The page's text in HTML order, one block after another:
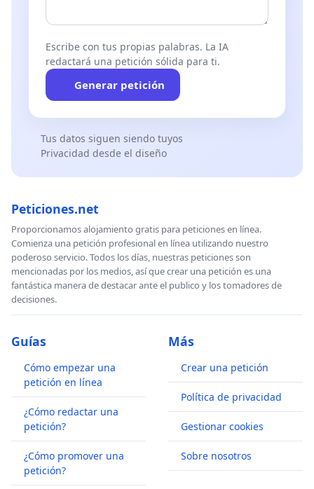
Escribe con tus propias palabras. La IA
redactará una petición sólida para ti.
Generar petición
Tus datos siguen siendo tuyos
Privacidad desde el diseño
Peticiones.net
Proporcionamos alojamiento gratis para peticiones en línea.
Comienza una petición profesional en línea utilizando nuestro
poderoso servicio. Todos los días, nuestras peticiones son
mencionadas por los medios, así que crear una petición es una
fantástica manera de destacar ante el publico y los tomadores de
decisiones.
Guías
Cómo empezar una
petición en línea
¿Cómo redactar una
petición?
¿Cómo promover una
petición?
Más
Crear una petición
Política de privacidad
Gestionar cookies
Sobre nosotros